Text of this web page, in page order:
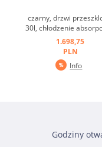
czarny, drzwi
30l, chłodzenie
...
1.698,75
PLN
Info
Godziny